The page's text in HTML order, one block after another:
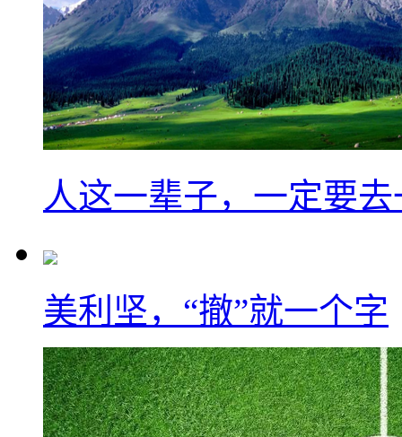
人这一辈子，一定要
美利坚，“撤”就一个字